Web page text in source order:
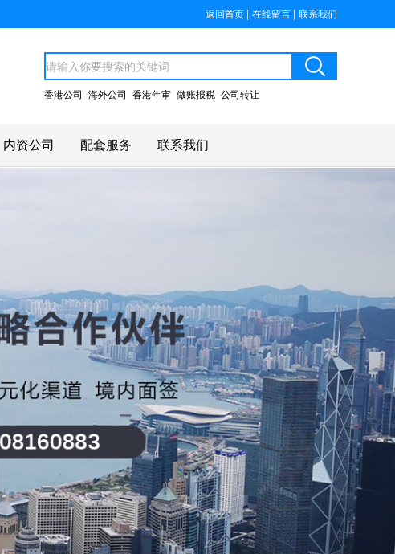
返回首页 在线留言 联系我们
香港公司 海外公司 香港年审 做账报税 公司转让
内资公司 配套服务 联系我们